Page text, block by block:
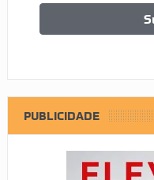
PUBLICIDADE